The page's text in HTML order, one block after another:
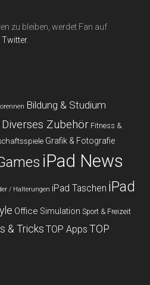
zu bleiben, werdet Fan auf
Twitter.
Bildung & Studium
Diverses Zubehör Fitness &
Grafik & Fotografie
iPad News
/ Halterungen iPad Taschen iPad
Office Simulation Sport & Freizeit
& Tricks TOP Apps TOP